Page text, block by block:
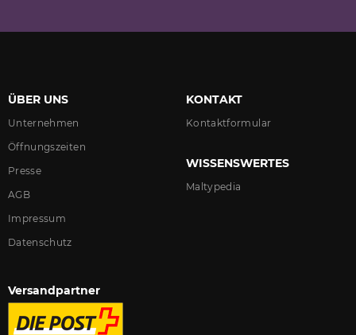
ÜBER UNS
Unternehmen
Öffnungszeiten
Presse
AGB
Impressum
Datenschutz
KONTAKT
Kontaktformular
WISSENSWERTES
Maltypedia
Versandpartner